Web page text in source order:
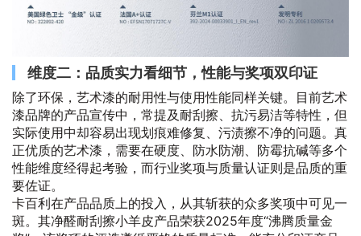
维度二：品质实力看细节，性能与奖项双印证
除了环保，艺术漆的耐用性与使用性能同样关键。目前艺术
漆品牌的产品宣传中，常提及耐刮擦、抗污易洁等特性，但
实际使用中却容易出现划痕难修复、污渍擦不净的问题。真
正优质的艺术漆，需要在硬度、防水防潮、防霉抗碱等多个
性能维度经得起考验，而行业奖项与质量认证则是品质的重
要佐证。
卡百利在产品品质上的投入，从其斩获的众多奖项中可见一
斑。其净醛耐刮擦小羊皮产品荣获2025年度“沸腾质量金